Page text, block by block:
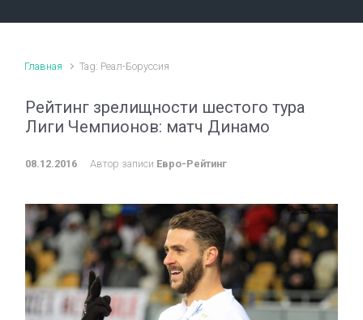
Главная Tag: Реал-Боруссия
Рейтинг зрелищности шестого тура
Лиги Чемпионов: матч Динамо
08.12.2016 Автор записи Евро-Рейтинг